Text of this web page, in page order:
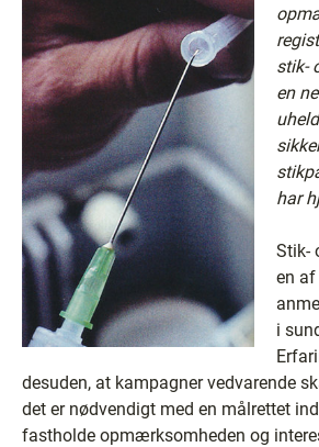
stik-
en
har
Stik-
en
i
desuden, at kampagner vedvarende
det er nødvendigt med en målrettet
fastholde opmærksomheden og